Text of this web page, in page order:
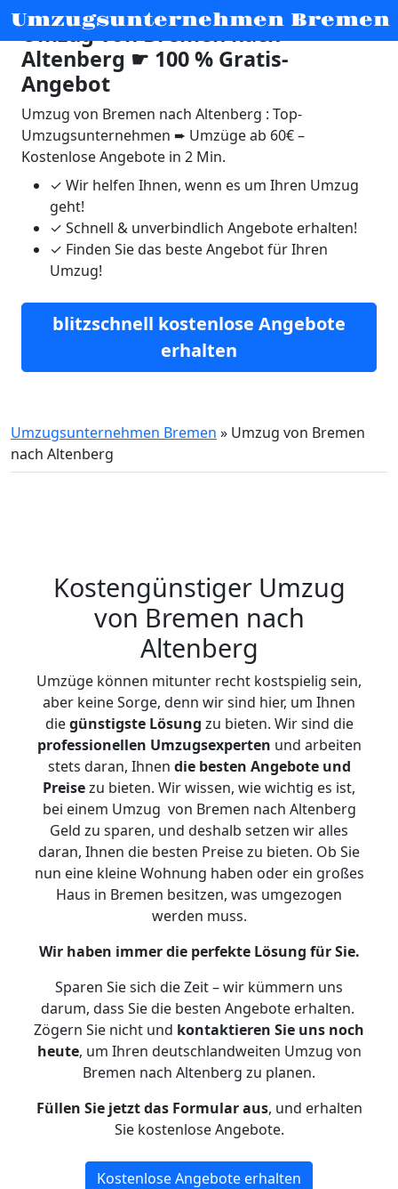
Umzugsunternehmen Bremen
Umzug von Bremen nach
Altenberg ☛ 100 % Gratis-
Angebot
Umzug von Bremen nach Altenberg : Top-
Umzugsunternehmen ➨ Umzüge ab 60€ –
Kostenlose Angebote in 2 Min.
✓ Wir helfen Ihnen, wenn es um Ihren Umzug
geht!
✓ Schnell & unverbindlich Angebote erhalten!
✓ Finden Sie das beste Angebot für Ihren
Umzug!
blitzschnell kostenlose Angebote
erhalten
Umzugsunternehmen Bremen » Umzug von Bremen
nach Altenberg
Kostengünstiger Umzug
von Bremen nach
Altenberg
Umzüge können mitunter recht kostspielig sein,
aber keine Sorge, denn wir sind hier, um Ihnen
diegünstigste Lösung zu bieten. Wir sind die
professionellen Umzugsexperten und arbeiten
stets daran, Ihnen die besten Angebote und
Preisezu bieten. Wir wissen, wie wichtig es ist,
bei einem Umzug von Bremen nach Altenberg
Geld zu sparen, und deshalb setzen wir alles
daran, Ihnen die besten Preise zu bieten. Ob Sie
nun eine kleine Wohnung haben oder ein großes
Haus in Bremen besitzen, was umgezogen
werden muss.
Wir haben immer die perfekte Lösung für Sie.
Sparen Sie sich die Zeit – wir kümmern uns
darum, dass Sie die besten Angebote erhalten.
Zögern Sie nicht und kontaktieren Sie uns noch
heute, um Ihren deutschlandweiten Umzug von
Bremen nach Altenberg zu planen.
Füllen Sie jetzt das Formular aus, und erhalten
Sie kostenlose Angebote.
Kostenlose Angebote erhalten